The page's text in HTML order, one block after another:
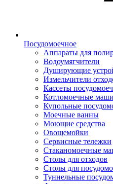
Посудомоечное
Аппараты для
Водоумягчители
Душирующие
Измельчители
Кассеты
Котломоечные
Купольные
Моечные ванны
Моющие средства
Овощемойки
Сервисные тележки
Стаканомоечные
Столы для отходов
Столы для
Туннельные